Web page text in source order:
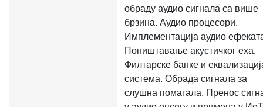
обраду аудио сигнала са више
брзина. Аудио процесори.
Имплементација аудио
Поништавање акустичког еха.
Филтарске банке и
система. Обрада сигнала за
слушна помагала. Пренос